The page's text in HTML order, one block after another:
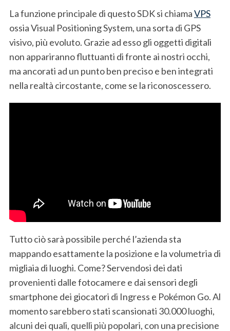
La funzione principale di questo SDK si chiamaVPS
ossia Visual Positioning System, una sorta di GPS
visivo, più evoluto. Grazie ad esso gli oggetti digitali
non appariranno fluttuanti di fronte ai nostri occhi,
ma ancorati ad un punto ben preciso e ben integrati
nella realtà circostante, come se la riconoscessero.
Tutto ciò sarà possibile perché l’azienda sta
mappando esattamente la posizione e la volumetria di
migliaia di luoghi. Come? Servendosi dei dati
provenienti dalle fotocamere e dai sensori degli
smartphone dei giocatori di Ingress e Pokémon Go. Al
momento sarebbero stati scansionati 30.000 luoghi,
alcuni dei quali, quelli più popolari, con una precisione